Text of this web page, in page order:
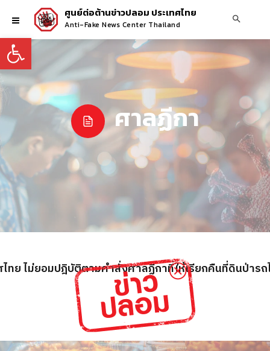
Open toolbar
ศูนย์ต่อต้านข่าวปลอม ประเทศไทย
Anti-Fake News Center Thailand
ศาลฏีกา
ทย ไม่ยอมปฎิบัติตามคำสั่งศาลฏีกาที่ให้เรียกคืนที่ดินป่ารถ